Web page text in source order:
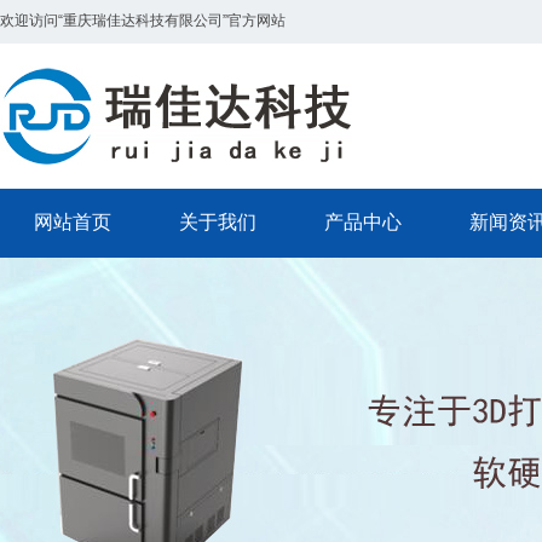
欢迎访问“重庆瑞佳达科技有限公司”官方网站
网站首页 关于我们 产品中心 新闻资